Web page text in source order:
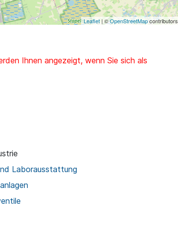
Leaflet | ©OpenStreetMapcontributors
Ihnen angezeigt, wenn Sie sich als
Laborausstattung